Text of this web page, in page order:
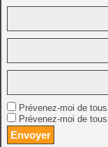
Prévenez-moi de
Prévenez-moi de